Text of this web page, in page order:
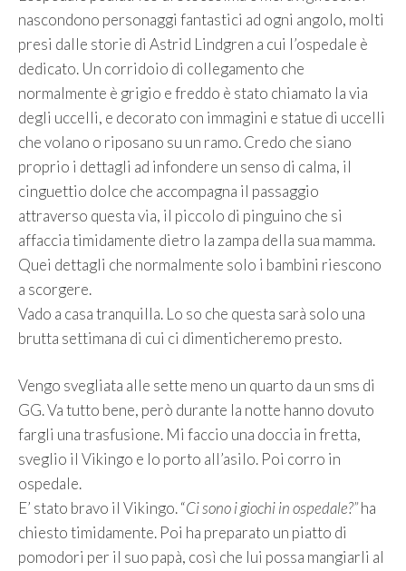
nascondono personaggi fantastici ad ogni angolo, molti
presi dalle storie di Astrid Lindgren a cui l’ospedale è
dedicato. Un corridoio di collegamento che
normalmente è grigio e freddo è stato chiamato la via
degli uccelli, e decorato con immagini e statue di uccelli
che volano o riposano su un ramo. Credo che siano
proprio i dettagli ad infondere un senso di calma, il
cinguettio dolce che accompagna il passaggio
attraverso questa via, il piccolo di pinguino che si
affaccia timidamente dietro la zampa della sua mamma.
Quei dettagli che normalmente solo i bambini riescono
a scorgere.
Vado a casa tranquilla. Lo so che questa sarà solo una
brutta settimana di cui ci dimenticheremo presto.
Vengo svegliata alle sette meno un quarto da un sms di
GG. Va tutto bene, però durante la notte hanno dovuto
fargli una trasfusione. Mi faccio una doccia in fretta,
sveglio il Vikingo e lo porto all’asilo. Poi corro in
ospedale.
E’ stato bravo il Vikingo. “Ci sono i giochi in ospedale?”ha
chiesto timidamente. Poi ha preparato un piatto di
pomodori per il suo papà, così che lui possa mangiarli al